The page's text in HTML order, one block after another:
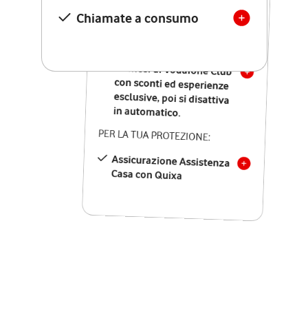
Chiamate a consumo
nazionali
12 mesi di Vodafone Club
con sconti ed esperienze
esclusive, poi si disattiva
in automatico.
PER LA TUA PROTEZIONE:
Assicurazione Assistenza
Casa con Quixa